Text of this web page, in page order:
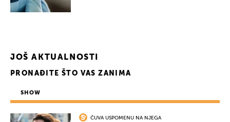
JOŠ AKTUALNOSTI
PRONAĐITE ŠTO VAS ZANIMA
SHOW
ČUVA USPOMENU NA NJEGA